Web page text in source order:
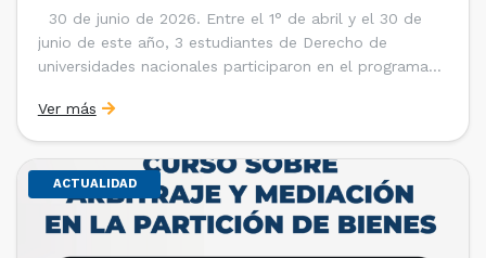
30 de junio de 2026. Entre el 1° de abril y el 30 de
junio de este año, 3 estudiantes de Derecho de
universidades nacionales participaron en el programa
de la Cámara de Comercio de Santiago (CCS). Así, se
realizaron […]
Ver más
ACTUALIDAD